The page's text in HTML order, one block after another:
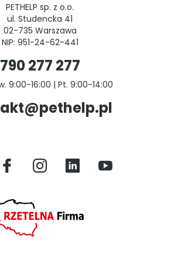
PETHELP sp. z o.o.
ul. Studencka 41
02-735 Warszawa
NIP: 951-24-62-441
790 277 277
9:00-16:00 | Pt. 9:00-14:00